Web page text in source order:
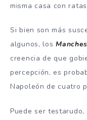
misma casa con
Si bien son más
algunos, los
creencia de que
percepción, es
Napoleón de cuatro
Puede ser